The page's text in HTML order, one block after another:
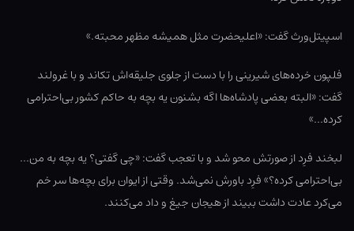
اسپیتل‌ورث گفت: «اعلیحضرت مثل همیشه مظهر محبته.»
فلپون خرده‌های شیرینی را با دست از جلوی جلیقه‌اش تکاند و با غرولند
گفت: «البته بعضی پادشاه‌ها اگه بشنون یه بچه به حاکم کشور بی‌احترامی
کرده…»
لبخند فرِد از صورتش محو شد و با تعجب گفت: «چی گفتی؟ یه بچه به من…
بی‌احترامی کرده؟» فرِد باورش نمی‌شد. وقتی از ایوان برای بچه‌ها سر خم
می‌کرد عادت داشت ببیند از هیجان جیغ و داد می‌کنند.